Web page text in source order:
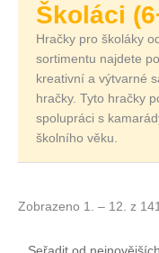
Školáci
Hračky pro školáky
sortimentu najdete
kreativní a výtvarné
hračky. Tyto hračky
spolupráci s
školního věku.
Zobrazeno 1. – 12. z